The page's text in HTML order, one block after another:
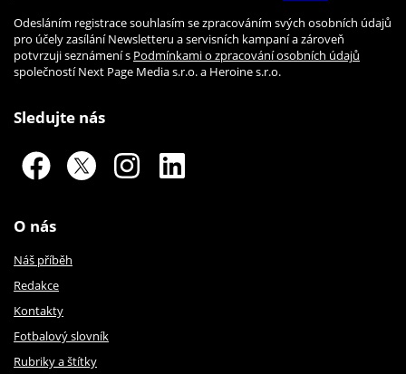
Odesláním registrace souhlasím se zpracováním svých osobních údajů
pro účely zasílání Newsletteru a servisních kampaní a zároveň
potvrzuji seznámení s Podmínkami o zpracování osobních údajů
společností Next Page Media s.r.o. a Heroine s.r.o.
Sledujte nás
O nás
Náš příběh
Redakce
Kontakty
Fotbalový slovník
Rubriky a štítky